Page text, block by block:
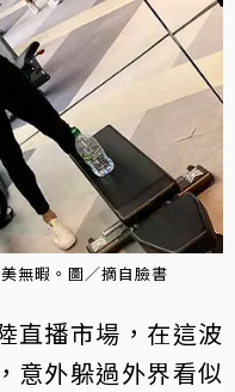
無暇。圖／摘自臉書
直播市場，在這波
意外躲過外界看似